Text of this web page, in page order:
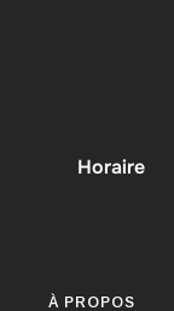
Horaire
À PROPOS